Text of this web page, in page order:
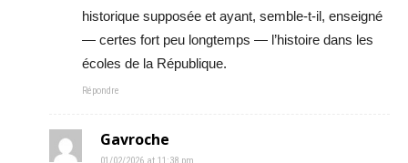
historique supposée et ayant, semble-t-il, enseigné
— certes fort peu longtemps — l’histoire dans les
écoles de la République.
Répondre
Gavroche